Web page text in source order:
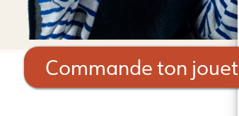
Commande ton jouet